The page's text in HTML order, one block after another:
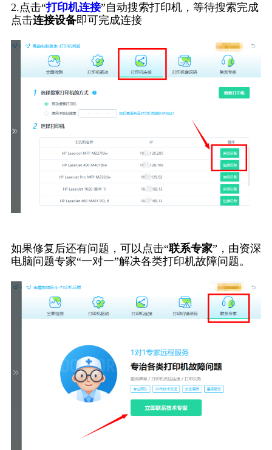
2.点击“打印机连接”自动搜索打印机，等待搜索完成
点击连接设备即可完成连接
如果修复后还有问题，可以点击“联系专家”，由资深
电脑问题专家“一对一”解决各类打印机故障问题。